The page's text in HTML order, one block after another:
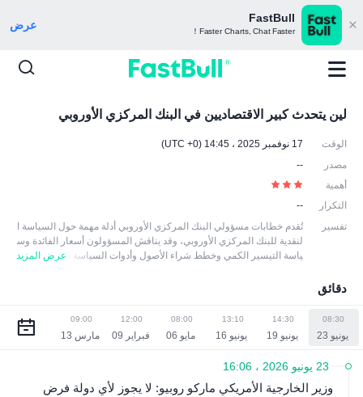
FastBull
Faster Charts, Chat Faster！ عرض
لين يتحدث كبير الاقتصاديين في البنك المركزي الأوروبي
الوقت
17 نوفمبر 2025 ، 14:45 (UTC +0)
مصدر
--
أهمية
التكرار
--
تفسير
عرض المزيد
تُقدم خطابات مسؤولي البنك المركزي الأوروبي أدلة مهمة حول السياسة ا
لنقدية للبنك المركزي الأوروبي، وقد يناقش المسؤولون أسعار الفائدة وس
ياسة التيسير الكمي وخطط شراء الأصول وأدوات السياسة ا
ة عندما يتم تفسير القرائن المتعلقة بالسياسة النقدية على أنها تغييرات مح
تملة في السياسة. وعادة ما يقوم المشاركون في السوق بتعديل توقعات
سياستهم استناداً إلى المعلومات المقدمة في الخطابات التي يدلي بها الم
دقائق
08:30
14:30
13:10
08:00
12:00
09:00
23 يونيو 2026 ، 16:06
وزير الخارجية الأمريكي ماركو روبيو: لا يجوز لأي دولة فرض